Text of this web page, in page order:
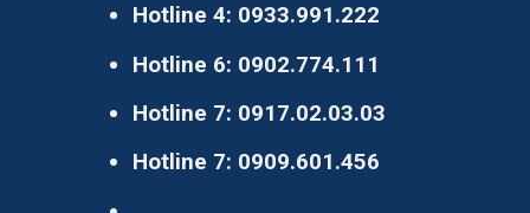
Hotline 4: 0933.991.222
Hotline 6: 0902.774.111
Hotline 7: 0917.02.03.03
Hotline 7: 0909.601.456